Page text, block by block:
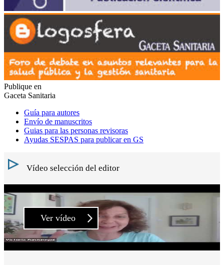
Publique en
Gaceta Sanitaria
Guía para autores
Envío de manuscritos
Guias para las personas revisoras
Ayudas SESPAS para publicar en GS
Vídeo selección del editor
Ver vídeo